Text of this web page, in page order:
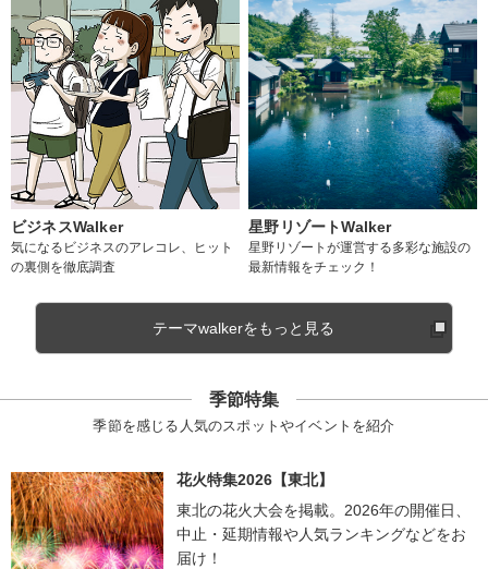
ビジネスWalker
気になるビジネスのアレコレ、ヒット
の裏側を徹底調査
星野リゾートWalker
星野リゾートが運営する多彩な施設の
最新情報をチェック！
テーマwalkerをもっと見る
季節特集
季節を感じる人気のスポットやイベントを紹介
花火特集2026【東北】
東北の花火大会を掲載。2026年の開催日、
中止・延期情報や人気ランキングなどをお
届け！